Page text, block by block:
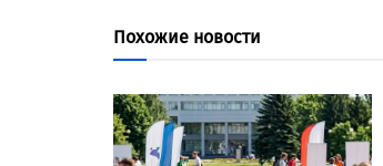
Похожие новости